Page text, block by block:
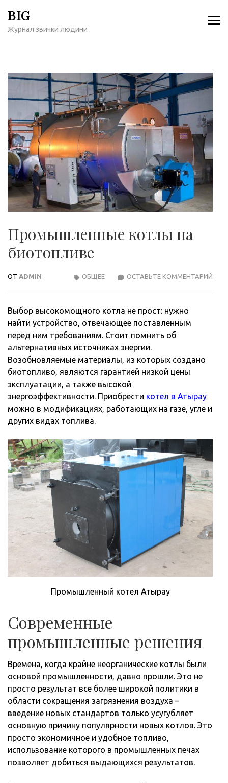
содержимому
BIG
Журнал звички людини
Промышленные котлы на
биотопливе
ОТ ADMIN ОСТАВЬТЕ КОММЕНТАРИЙ
ОБЩЕЕ
Выбор высокомощного котла не прост: нужно
найти устройство, отвечающее поставленным
перед ним требованиям. Стоит помнить об
альтернативных источниках энергии.
Возобновляемые материалы, из которых создано
биотопливо, являются гарантией низкой цены
эксплуатации, а также высокой
энергоэффективности. Приобрести котел в Атырау
можно в модификациях, работающих на газе, угле и
других видах топлива.
Промышленный котел Атырау
Современные
промышленные решения
Времена, когда крайне неорганические котлы были
основой промышленности, давно прошли. Это не
просто результат все более широкой политики в
области сокращения загрязнения воздуха –
введение новых стандартов только усугубляет
основную причину популярности новых котлов. Это
просто экономичное и удобное топливо,
использование которого в промышленных печах
позволяет добиться выдающихся результатов.